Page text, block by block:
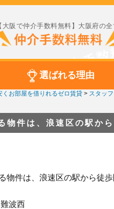
大阪で仲介手数料無料】大阪府の
選ばれる理由
くお部屋を借りれるゼロ賃貸 > スタッ
物件は、浪速区の駅から
物件は、浪速区の駅から徒歩
波西